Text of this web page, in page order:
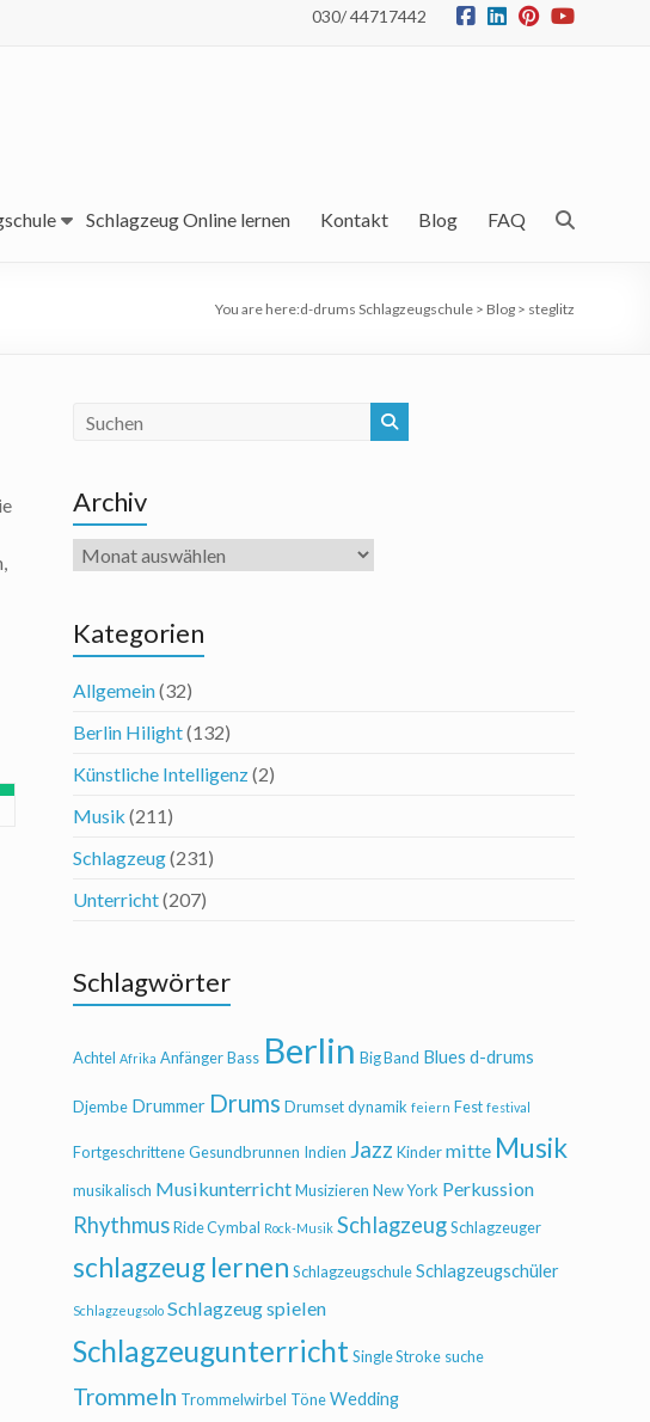
030/ 44717442
Schlagzeug Online lernen Kontakt Blog FAQ
You are here:d-drums Schlagzeugschule > Blog > steglitz
Archiv
Archiv
Kategorien
Allgemein(32)
Berlin Hilight(132)
Künstliche Intelligenz(2)
Musik (211)
Schlagzeug(231)
Unterricht(207)
Schlagwörter
Achtel Afrika AnfängerBass Berlin Big Band Blues d-drums
Djembe Drummer Drums Drumsetdynamik feiern Fest festival
FortgeschritteneGesundbrunnen Indien Jazz Kindermitte Musik
musikalisch MusikunterrichtMusizieren New York Perkussion
RhythmusRide Cymbal Rock-Musik SchlagzeugSchlagzeuger
schlagzeug lernen SchlagzeugschuleSchlagzeugschüler
Schlagzeugsolo Schlagzeug spielen
SchlagzeugunterrichtSingle Stroke suche
Trommeln Trommelwirbel TöneWedding